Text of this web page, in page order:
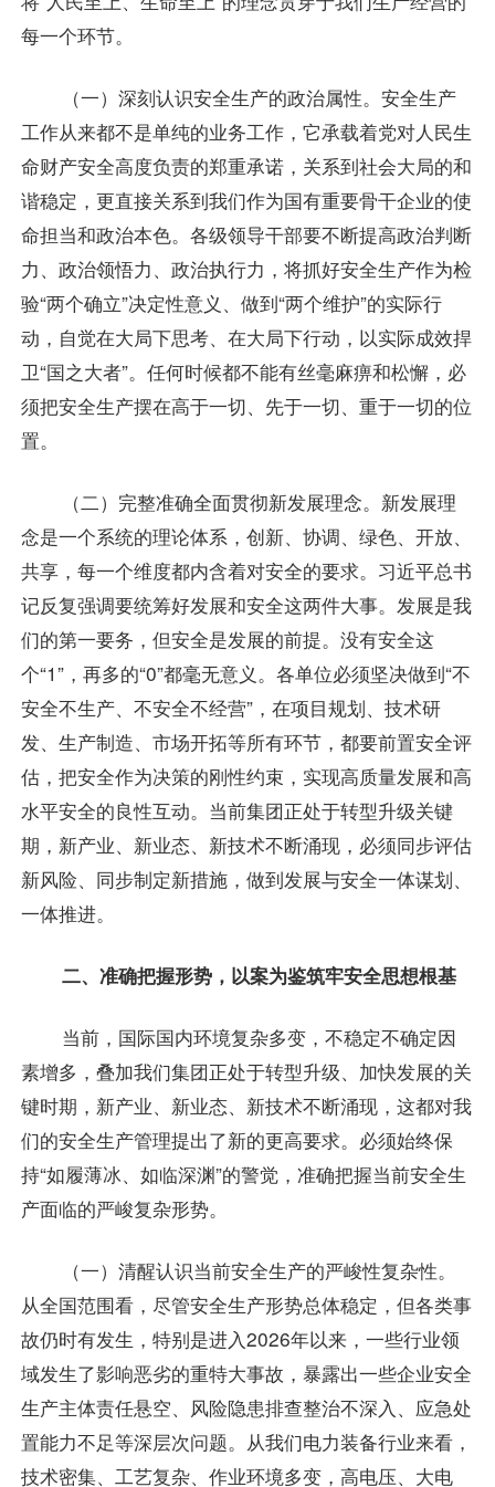
每一个环节。
（一）深刻认识安全生产的政治属性。安全生产
工作从来都不是单纯的业务工作，它承载着党对人民生
命财产安全高度负责的郑重承诺，关系到社会大局的和
谐稳定，更直接关系到我们作为国有重要骨干企业的使
命担当和政治本色。各级领导干部要不断提高政治判断
力、政治领悟力、政治执行力，将抓好安全生产作为检
验“两个确立”决定性意义、做到“两个维护”的实际行
动，自觉在大局下思考、在大局下行动，以实际成效捍
卫“国之大者”。任何时候都不能有丝毫麻痹和松懈，必
须把安全生产摆在高于一切、先于一切、重于一切的位
置。
（二）完整准确全面贯彻新发展理念。新发展理
念是一个系统的理论体系，创新、协调、绿色、开放、
共享，每一个维度都内含着对安全的要求。习近平总书
记反复强调要统筹好发展和安全这两件大事。发展是我
们的第一要务，但安全是发展的前提。没有安全这
个“1”，再多的“0”都毫无意义。各单位必须坚决做到“不
安全不生产、不安全不经营”，在项目规划、技术研
发、生产制造、市场开拓等所有环节，都要前置安全评
估，把安全作为决策的刚性约束，实现高质量发展和高
水平安全的良性互动。当前集团正处于转型升级关键
期，新产业、新业态、新技术不断涌现，必须同步评估
新风险、同步制定新措施，做到发展与安全一体谋划、
一体推进。
二、准确把握形势，以案为鉴筑牢安全思想根基
当前，国际国内环境复杂多变，不稳定不确定因
素增多，叠加我们集团正处于转型升级、加快发展的关
键时期，新产业、新业态、新技术不断涌现，这都对我
们的安全生产管理提出了新的更高要求。必须始终保
持“如履薄冰、如临深渊”的警觉，准确把握当前安全生
产面临的严峻复杂形势。
（一）清醒认识当前安全生产的严峻性复杂性。
从全国范围看，尽管安全生产形势总体稳定，但各类事
故仍时有发生，特别是进入2026年以来，一些行业领
域发生了影响恶劣的重特大事故，暴露出一些企业安全
生产主体责任悬空、风险隐患排查整治不深入、应急处
置能力不足等深层次问题。从我们电力装备行业来看，
技术密集、工艺复杂、作业环境多变，高电压、大电